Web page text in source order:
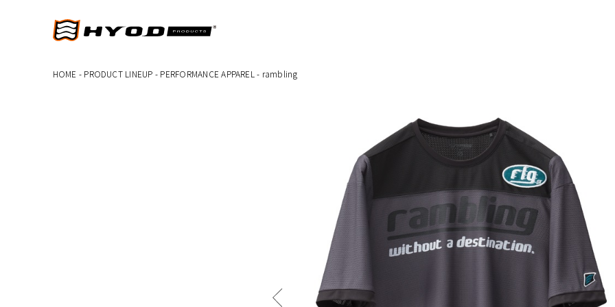
HOME - PRODUCT LINEUP - PERFORMANCE APPAREL - rambling